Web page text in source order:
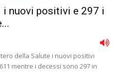
i nuovi positivi e 297 i
della Salute i nuovi positivi
mentre i decessi sono 297 in